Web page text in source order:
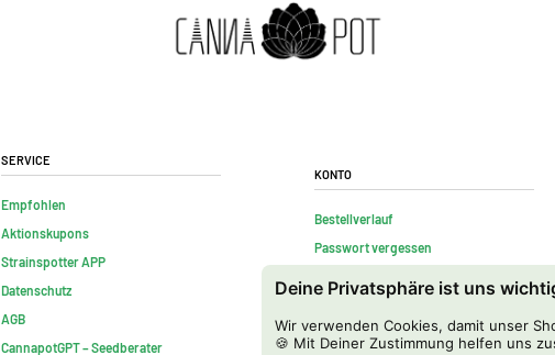
Deine Privatsphäre ist uns
Wir verwenden Cookies, damit unser
🍪 Mit Deiner Zustimmung helfen uns
Service
Empfohlen
Aktionskupons
Strainspotter APP
Datenschutz
AGB
CannapotGPT – Seedberater
Konto
Bestellverlauf
Passwort vergessen
Vertrag widerrufen